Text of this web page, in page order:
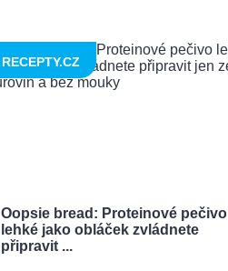
Oopsie bread: Proteinové pečivo
lehké jako obláček zvládnete
připravit ...
RECEPTY.CZ